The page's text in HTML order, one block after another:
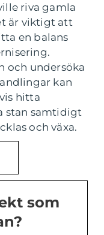
riva gamla
är viktigt att
en balans
och undersöka
kan
hitta
stan samtidigt
och växa.
som